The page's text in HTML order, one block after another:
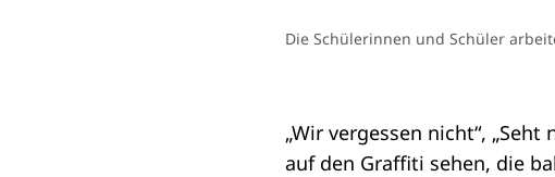
Die Schülerinnen und Schüler
„Wir vergessen nicht“,
auf den Graffiti sehen, die